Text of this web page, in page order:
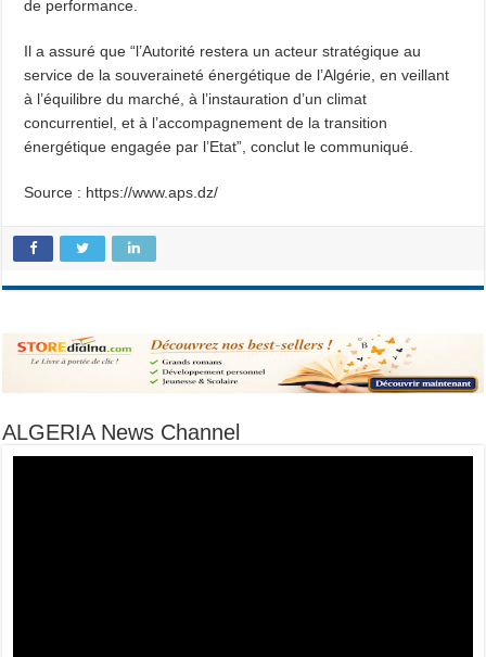
de performance.
Il a assuré que “l’Autorité restera un acteur stratégique au
service de la souveraineté énergétique de l’Algérie, en veillant
à l’équilibre du marché, à l’instauration d’un climat
concurrentiel, et à l’accompagnement de la transition
énergétique engagée par l’Etat”, conclut le communiqué.
Source : https://www.aps.dz/
ALGERIA News Channel